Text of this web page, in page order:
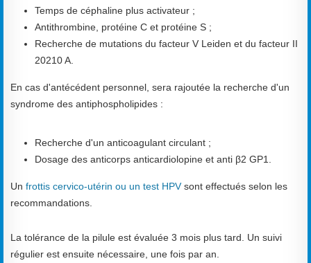
Temps de céphaline plus activateur ;
Antithrombine, protéine C et protéine S ;
Recherche de mutations du facteur V Leiden et du facteur II
20210 A.
En cas d'antécédent personnel, sera rajoutée la recherche d'un
syndrome des antiphospholipides :
Recherche d'un anticoagulant circulant ;
Dosage des anticorps anticardiolopine et anti β2 GP1.
Un frottis cervico-utérin ou un test HPVsont effectués selon les
recommandations.
La tolérance de la pilule est évaluée 3 mois plus tard. Un suivi
régulier est ensuite nécessaire, une fois par an.